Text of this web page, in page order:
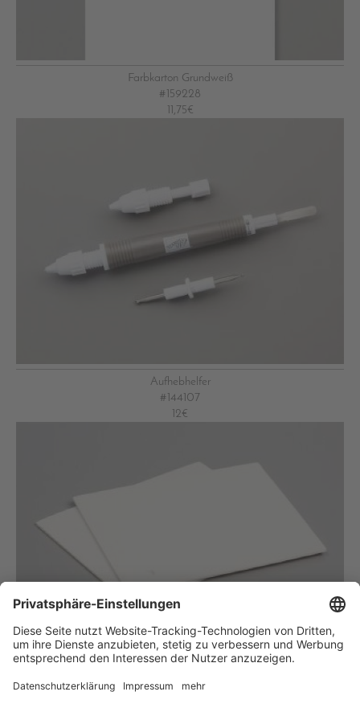
Farbkarton Grundweiß
#159228
11,75€
Aufhebhelfer
#144107
12€
Mini-Dimensionals